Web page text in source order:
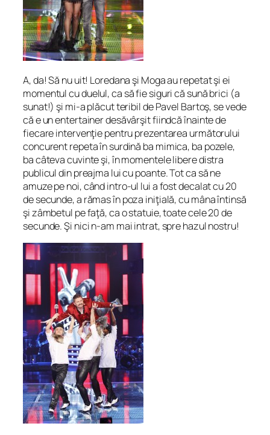
A, da! Să nu uit! Loredana şi Moga au repetat şi ei
momentul cu duelul, ca să fie siguri că sună brici (a
sunat!) şi mi-a plăcut teribil de Pavel Bartoş, se vede
că e un entertainer desăvârşit fiindcă înainte de
fiecare intervenţie pentru prezentarea următorului
concurent repeta în surdină ba mimica, ba pozele,
ba câteva cuvinte şi, în momentele libere distra
publicul din preajma lui cu poante. Tot ca să ne
amuze pe noi, când intro-ul lui a fost decalat cu 20
de secunde, a rămas în poza iniţială, cu mâna întinsă
şi zâmbetul pe faţă, ca o statuie, toate cele 20 de
secunde. Şi nici n-am mai intrat, spre hazul nostru!